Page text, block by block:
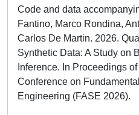
Code and data
Fantino, Marco Rondina,
Carlos De Martin. 2026.
Synthetic Data: A Study on
Inference. In Proceedings
Conference on
Engineering (FASE 2026).